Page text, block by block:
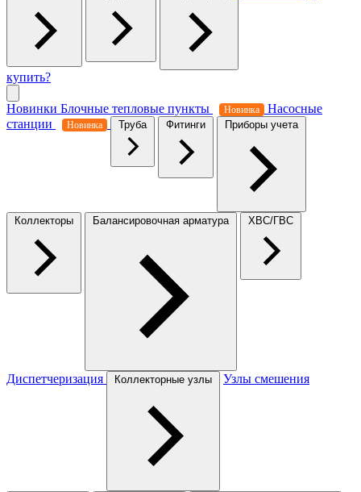
купить?
Новинки Блочные тепловые пункты Новинка
Насосные
станции
Новинка Труба Фитинги Приборы учета
Коллекторы Балансировочная арматура ХВС/ГВС
Диспетчеризация Коллекторные узлы Узлы смешения